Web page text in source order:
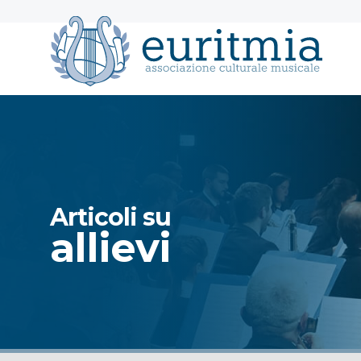
social
di
Euritmia:
Articoli su
allievi